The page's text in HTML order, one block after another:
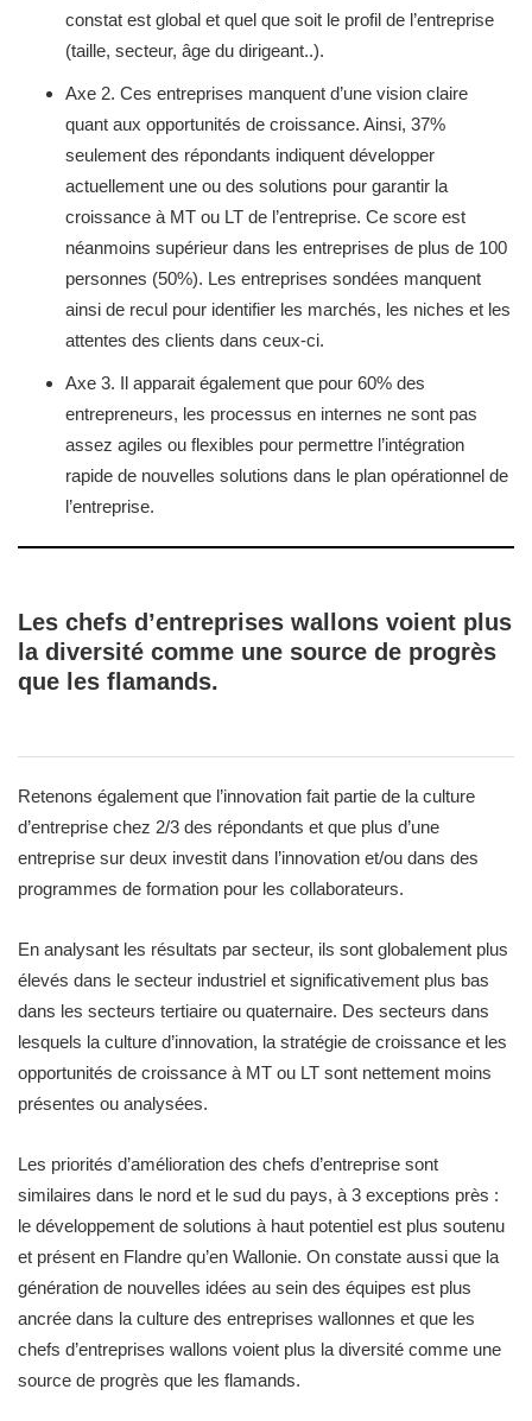
constat est global et quel que soit le profil de l’entreprise
(taille, secteur, âge du dirigeant..).
Axe 2. Ces entreprises manquent d’une vision claire
quant aux opportunités de croissance. Ainsi, 37%
seulement des répondants indiquent développer
actuellement une ou des solutions pour garantir la
croissance à MT ou LT de l’entreprise. Ce score est
néanmoins supérieur dans les entreprises de plus de 100
personnes (50%). Les entreprises sondées manquent
ainsi de recul pour identifier les marchés, les niches et les
attentes des clients dans ceux-ci.
Axe 3. Il apparait également que pour 60% des
entrepreneurs, les processus en internes ne sont pas
assez agiles ou flexibles pour permettre l’intégration
rapide de nouvelles solutions dans le plan opérationnel de
l’entreprise.
Les chefs d’entreprises wallons voient plus
la diversité comme une source de progrès
que les flamands.
Retenons également que l’innovation fait partie de la culture
d’entreprise chez 2/3 des répondants et que plus d’une
entreprise sur deux investit dans l’innovation et/ou dans des
programmes de formation pour les collaborateurs.
En analysant les résultats par secteur, ils sont globalement plus
élevés dans le secteur industriel et significativement plus bas
dans les secteurs tertiaire ou quaternaire. Des secteurs dans
lesquels la culture d’innovation, la stratégie de croissance et les
opportunités de croissance à MT ou LT sont nettement moins
présentes ou analysées.
Les priorités d’amélioration des chefs d’entreprise sont
similaires dans le nord et le sud du pays, à 3 exceptions près :
le développement de solutions à haut potentiel est plus soutenu
et présent en Flandre qu’en Wallonie. On constate aussi que la
génération de nouvelles idées au sein des équipes est plus
ancrée dans la culture des entreprises wallonnes et que les
chefs d’entreprises wallons voient plus la diversité comme une
source de progrès que les flamands.